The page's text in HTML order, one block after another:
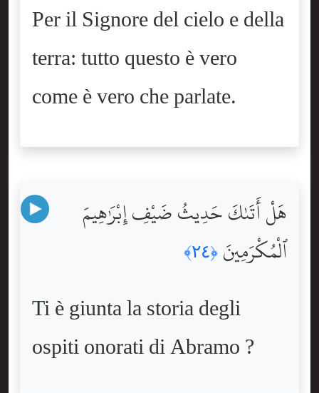
Per il Signore del cielo e della
terra: tutto questo è vero
come è vero che parlate.
هَلْ أَتَىٰكَ حَدِيثُ ضَيْفِ إِبْرَٰهِيمَ
ٱلْمُكْرَمِينَ ﴿٢٤﴾
Ti è giunta la storia degli
ospiti onorati di Abramo ?